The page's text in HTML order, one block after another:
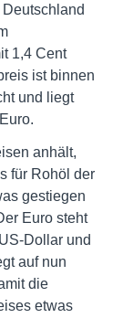
1,4 Cent
ist binnen
und liegt
anhält,
für Rohöl der
gestiegen
Euro steht
Dollar und
auf nun
die
etwas